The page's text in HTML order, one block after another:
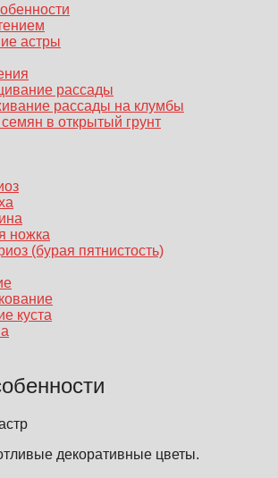
астры
рассады
рассады на клумбы
в открытый грунт
ножка
(бурая пятнистость)
куста
декоративные цветы.